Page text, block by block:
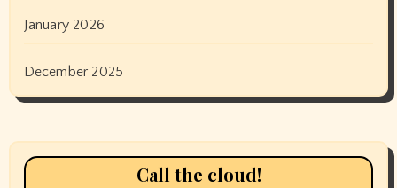
January 2026
December 2025
Call the cloud!